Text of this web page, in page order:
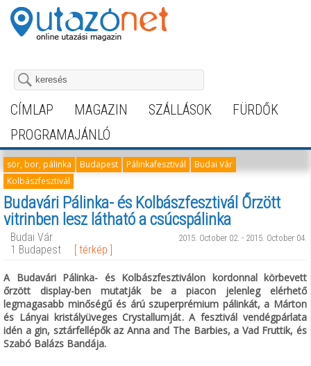
CÍMLAP MAGAZIN SZÁLLÁSOK
FÜRDŐK
PROGRAMAJÁNLÓ
sör, bor, pálinka Budapest Pálinkafesztivál
Budai Vár
Kolbászfesztivál
Budavári Pálinka- és Kolbászfesztivál Őrzött
vitrinben lesz látható a csúcspálinka
Budai Vár
1 Budapest
[ térkép ]
2015. October 02. - 2015. October 04.
A Budavári Pálinka- és Kolbászfesztiválon kordonnal körbevett
őrzött display-ben mutatják be a piacon jelenleg elérhető
legmagasabb minőségű és árú szuperprémium pálinkát, a Márton
és Lányai kristályüveges Crystallumját. A fesztivál vendégpárlata
idén a gin, sztárfellépők az Anna and The Barbies, a Vad Fruttik, és
Szabó Balázs Bandája.